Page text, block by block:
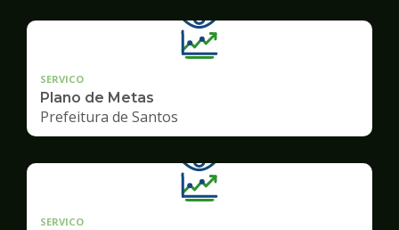
SERVICO
Plano de Metas
Prefeitura de Santos
SERVICO